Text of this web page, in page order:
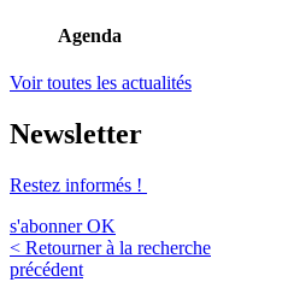
Agenda
Voir toutes les actualités
Newsletter
Restez informés !
s'abonner OK
< Retourner à la recherche
précédent